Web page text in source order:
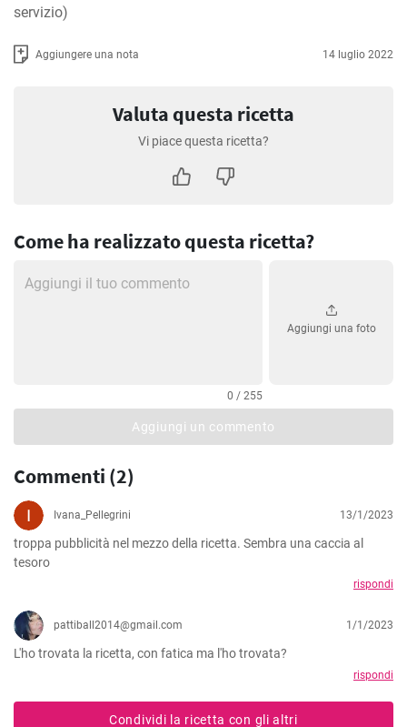
servizio)
Aggiungere una nota 14 luglio 2022
Valuta questa ricetta
Vi piace questa ricetta?
Come ha realizzato questa ricetta?
0 / 255
Aggiungi una foto
Aggiungi un commento
Commenti (2)
Ivana_Pellegrini 13/1/2023
troppa pubblicità nel mezzo della ricetta. Sembra una caccia al
tesoro
rispondi
pattiball2014@gmail.com 1/1/2023
L'ho trovata la ricetta, con fatica ma l'ho trovata?
rispondi
Condividi la ricetta con gli altri